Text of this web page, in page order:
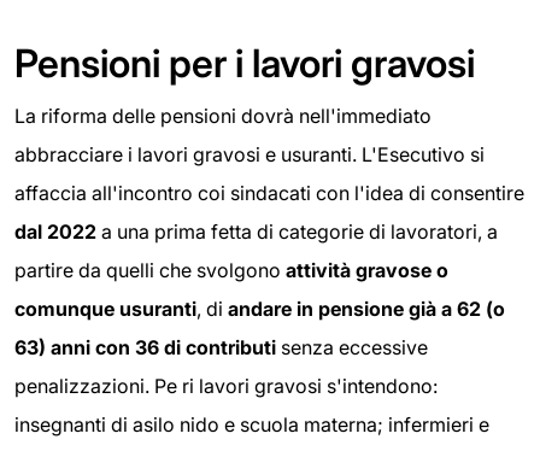
Pensioni per i lavori gravosi
La riforma delle pensioni dovrà nell'immediato
abbracciare i lavori gravosi e usuranti. L'Esecutivo si
affaccia all'incontro coi sindacati con l'idea di consentire
dal 2022 a una prima fetta di categorie di lavoratori, a
partire da quelli che svolgono attività gravose o
comunque usuranti, di andare in pensione già a 62 (o
63) anni con 36 di contributi senza eccessive
penalizzazioni. Pe ri lavori gravosi s'intendono:
insegnanti di asilo nido e scuola materna; infermieri e